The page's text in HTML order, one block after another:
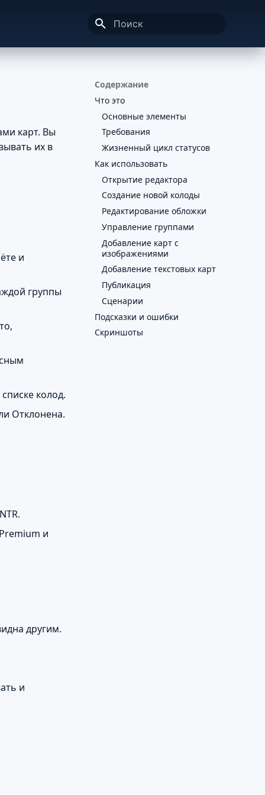
Инициализация поиска
Содержание
Что это
Основные элементы
Требования
Жизненный цикл статусов
Как использовать
Открытие редактора
Создание новой колоды
Редактирование обложки
Управление группами
Добавление карт с
изображениями
Добавление текстовых карт
Публикация
Сценарии
Подсказки и ошибки
Скриншоты
карт. Вы
их в
и
группы
колод.
Отклонена.
и
другим.
и